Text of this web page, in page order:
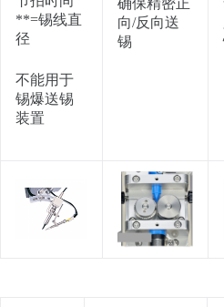
**=锡线直
径
不能用于
锡爆送锡
装置
向/反向送
锡